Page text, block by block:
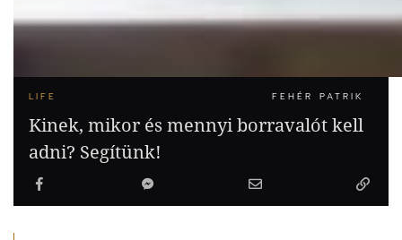
LIFE FEHÉR PATRIK
Kinek, mikor és mennyi borravalót kell
adni? Segítünk!